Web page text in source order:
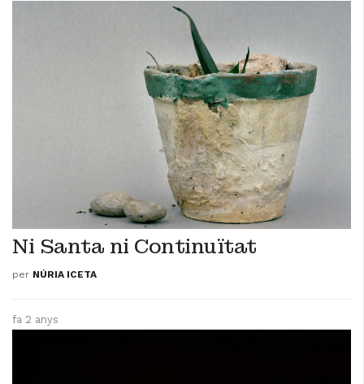
​Ni Santa ni Continuïtat
per NÚRIA ICETA
fa 2 anys